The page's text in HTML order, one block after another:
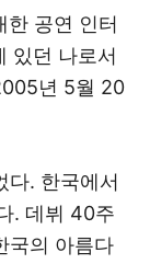
공연 인터
있던 나로서
년 5월 20
다. 한국에서
. 데뷔 40주
국의 아름다